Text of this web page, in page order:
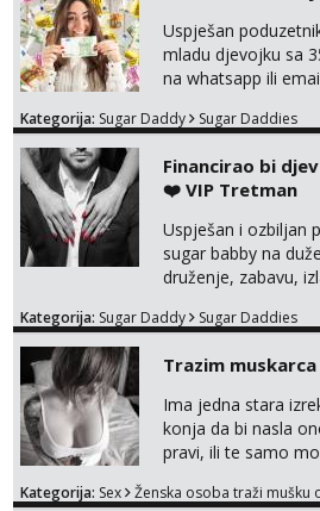
Uspješan
mladu djevojku sa
na whatsapp ili
Kategorija: Sugar Daddy Sugar Daddies
Financirao bi
❤️ VIP Tretman
Uspješan i ozbiljan
sugar babby na
druženje, zabavu,
otvorena,
Kategorija: Sugar Daddy Sugar Daddies
Trazim
Ima jedna stara
konja da bi nasla
pravi, ili te samo
na sexdater link i
Kategorija: Sex Ženska osoba traži mušku